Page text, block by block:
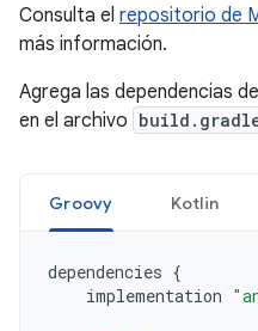
Consulta el repositorio de
más información.
Agrega las dependencias
en el archivo
Groovy Kotlin
dependencies {
implementation